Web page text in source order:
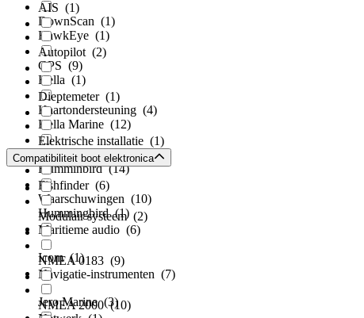
HawkEye (1)
Hella (1)
Hella Marine (12)
Humminbird(14)
Hummingbird(1)
Icom(1)
Jero Marine(3)
DownScan (1)
GPS (9)
Kaartondersteuning (4)
SideScan(1)
Waarschuwingen (10)
AIS (1)
Autopilot (2)
Dieptemeter (1)
Elektrische installatie (1)
Fishfinder (6)
Maritieme audio (6)
Navigatie‑instrumenten (7)
Compatibiliteit boot elektronica
Modulair systeem (2)
NMEA 0183 (9)
NMEA 2000(10)